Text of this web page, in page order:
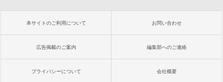
本サイトのご利用について お問い合わせ
広告掲載のご案内 編集部へのご連絡
プライバシーについて 会社概要